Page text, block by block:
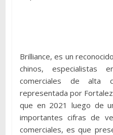
Brilliance, es un
chinos, especialistas
comerciales de alta
representada por
que en 2021 luego de
importantes cifras de
comerciales, es que